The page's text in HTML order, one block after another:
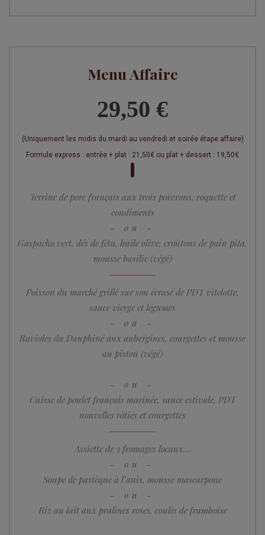
Menu Affaire
29,50 €
(Uniquement les midis du mardi au vendredi et soirée étape affaire)
Formule express : entrée + plat : 21,50€ ou plat + dessert : 19,50€
Terrine de porc français aux trois poivrons, roquette et
condiments
Gaspacho vert, dés de féta, huile olive, croûtons de pain pita,
mousse basilic (végé)
Poisson du marché grillé sur son écrasé de PDT vitelotte,
sauce vierge et légumes
Ravioles du Dauphiné aux aubergines, courgettes et mousse
au pistou (végé)
Cuisse de poulet français marinée, sauce estivale, PDT
nouvelles rôties et courgettes
Assiette de 3 fromages locaux…
Soupe de pastèque à l’anis, mousse mascarpone
Riz au lait aux pralines roses, coulis de framboise